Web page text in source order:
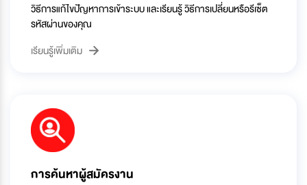
วิธีการแก้ไขปัญหาการเข้าระบบ และเรียนรู้ วิธีการเปลี่ยนหรือรีเซ็ต
รหัสผ่านของคุณ
เรียนรู้เพิ่มเติม
การค้นหาผู้สมัครงาน